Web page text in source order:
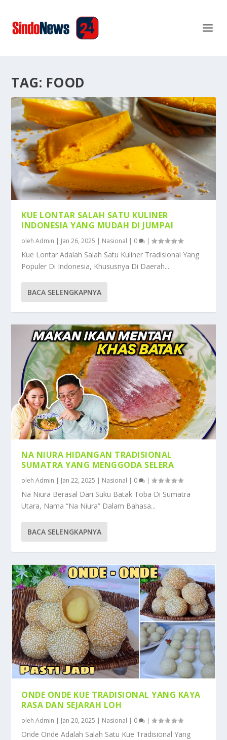
TAG: FOOD
KUE LONTAR SALAH SATU KULINER
INDONESIA YANG MUDAH DI JUMPAI
olehAdmin | Jan 26, 2025 | Nasional | 0 |
Kue Lontar Adalah Salah Satu Kuliner Tradisional Yang
Populer Di Indonesia, Khususnya Di Daerah...
BACA SELENGKAPNYA
NA NIURA HIDANGAN TRADISIONAL
SUMATRA YANG MENGGODA SELERA
olehAdmin Jan 22, 2025 Nasional 0 |
Na Niura Berasal Dari Suku Batak Toba Di Sumatra
Utara, Nama “Na Niura” Dalam Bahasa...
BACA SELENGKAPNYA
ONDE ONDE KUE TRADISIONAL YANG KAYA
RASA DAN SEJARAH LOH
olehAdmin | Jan 20, 2025 | Nasional | 0 |
Onde Onde Adalah Salah Satu Kue Tradisional Yang